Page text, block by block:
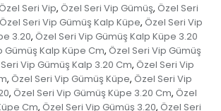
Seri Vip, Özel Seri Vip Gümüş, Özel Seri
Özel Seri Vip Gümüş Kalp Küpe, Özel Seri Vip
3.20, Özel Seri Vip Gümüş Kalp Küpe 3.20
Gümüş Kalp Küpe Cm, Özel Seri Vip Gümüş
Vip Gümüş Kalp 3.20 Cm, Özel Seri Vip
, Özel Seri Vip Gümüş Küpe, Özel Seri Vip
, Özel Seri Vip Gümüş Küpe 3.20 Cm, Özel
Cm, Özel Seri Vip Gümüş 3.20, Özel Seri